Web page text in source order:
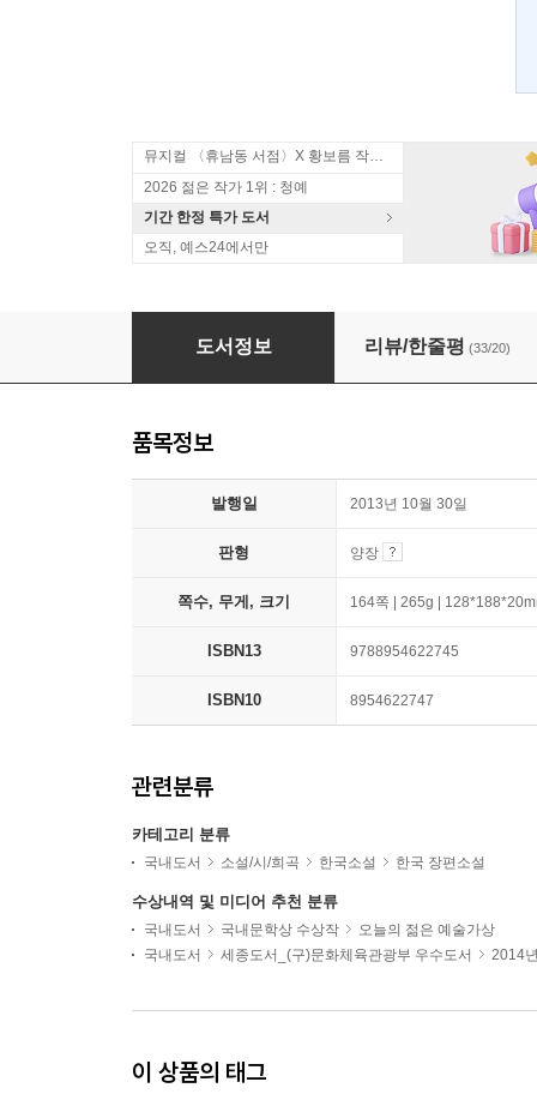
뮤지컬 〈휴남동 서점〉X 황보름 작가 북토크
2026 젊은 작가 1위 : 청예
기간 한정 특가 도서
오직, 예스24에서만
야만적인 앨리스씨
도서정보 리뷰/한줄평 (33/20)
품목정보
발행일 2013년 10월 30일
판형 양장
쪽수, 무게, 크기 164쪽 | 265g |
ISBN13 9788954622745
ISBN10 8954622747
관련분류
카테고리 분류
국내도서 소설/시/희곡 한국소설 한국 장편소설
수상내역 및 미디어 추천 분류
국내도서 국내문학상 수상작
오늘의 젊은 예술가상
국내도서
세종도서_(구)문화체육관광부 우수도서 2014
이 상품의 태그